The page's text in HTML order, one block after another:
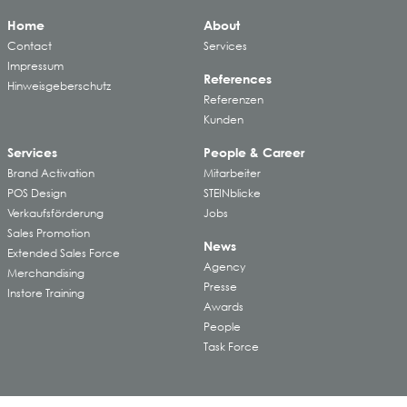
Home
Contact
Impressum
Hinweisgeberschutz
About
Services
References
Referenzen
Kunden
Services
Brand Activation
POS Design
Verkaufsförderung
Sales Promotion
Extended Sales Force
Merchandising
Instore Training
People & Career
Mitarbeiter
STEINblicke
Jobs
News
Agency
Presse
Awards
People
Task Force